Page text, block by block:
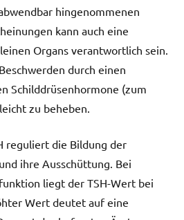
hingenommenen
kann auch eine
Organs verantwortlich sein.
durch einen
Schilddrüsenhormone (zum
zu beheben.
reguliert die Bildung der
ihre Ausschüttung. Bei
liegt der TSH-Wert bei
Wert deutet auf eine